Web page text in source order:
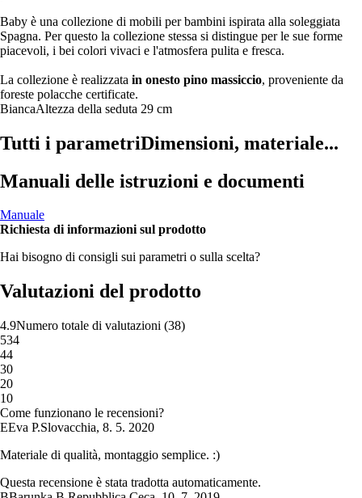
Baby è una collezione di mobili per bambini ispirata alla soleggiata
Spagna. Per questo la collezione stessa si distingue per le sue forme
piacevoli, i bei colori vivaci e l'atmosfera pulita e fresca.
La collezione è realizzata in onesto pino massiccio, proveniente da
foreste polacche certificate.
BiancaAltezza della seduta 29 cm
Tutti i parametriDimensioni, materiale...
Manuali delle istruzioni e documenti
Manuale
Richiesta di informazioni sul prodotto
Hai bisogno di consigli sui parametri o sulla scelta?
Valutazioni del prodotto
4.9Numero totale di valutazioni (38)
534
44
30
20
10
Come funzionano le recensioni?
EEva P.Slovacchia, 8. 5. 2020
Materiale di qualità, montaggio semplice. :)
Questa recensione è stata tradotta automaticamente.